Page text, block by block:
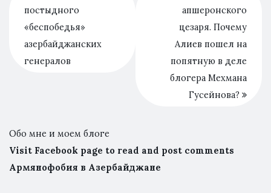
постыдного
«беспобедья»
азербайджанских
генералов
апшеронского
цезаря. Почему
Алиев пошел на
попятную в деле
блогера Мехмана
Гусейнова?
Обо мне и моем блоге
Visit Facebook page to read and post comments
Армянофобия в Азербайджане